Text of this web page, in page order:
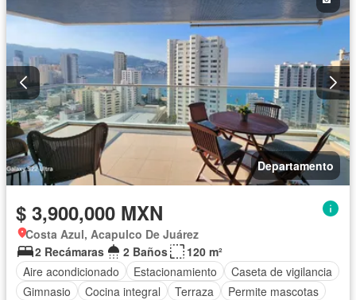
Departamento
$ 3,900,000 MXN
Costa Azul, Acapulco De Juárez
2 Recámaras
2 Baños
120 m²
Aire acondicionado
Estacionamiento
Caseta de vigilancia
Gimnasio
Cocina integral Terraza
Permite mascotas